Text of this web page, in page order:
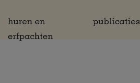
huren en
erfpachten
publicaties